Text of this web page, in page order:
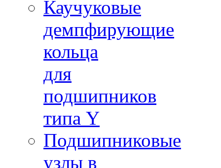
Каучуковые
демпфирующие
кольца
для
подшипников
типа Y
Подшипниковые
узлы в